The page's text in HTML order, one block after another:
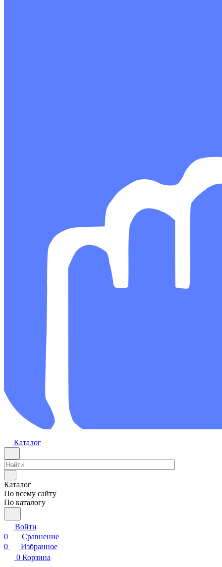
Каталог
Каталог
По всему сайту
По каталогу
Войти
0
Сравнение
0
Избранное
0 Корзина